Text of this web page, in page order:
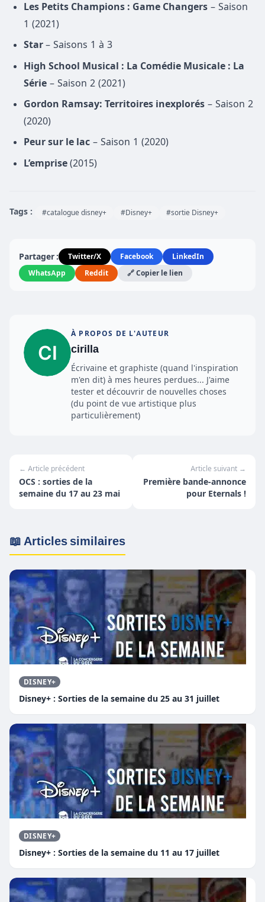
Les Petits Champions : Game Changers – Saison
1 (2021)
Star – Saisons 1 à 3
High School Musical : La Comédie Musicale : La
Série – Saison 2 (2021)
Gordon Ramsay: Territoires inexplorés – Saison 2
(2020)
Peur sur le lac – Saison 1 (2020)
L’emprise (2015)
Tags : #catalogue disney+ #Disney+ #sortie Disney+
Partager : Twitter/X Facebook
LinkedIn
WhatsApp
Reddit 🔗 Copier le lien
À PROPOS DE L'AUTEUR
cirilla
Écrivaine et graphiste (quand l'inspiration
m'en dit) à mes heures perdues... J'aime
tester et découvrir de nouvelles choses
(du point de vue artistique plus
particulièrement)
← Article précédent
OCS : sorties de la
semaine du 17 au 23 mai
Article suivant →
Première bande-annonce
pour Eternals !
📖 Articles similaires
DISNEY+
Disney+ : Sorties de la semaine du 25 au 31 juillet
DISNEY+
Disney+ : Sorties de la semaine du 11 au 17 juillet